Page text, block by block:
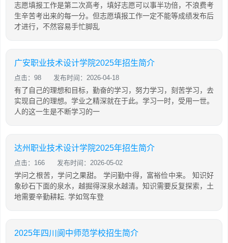
志愿填报工作是第二次高考，填好志愿可以事半功倍，不浪费考
生辛苦考出来的每一分。但志愿填报工作一定不能等成绩发布后
才进行，不然容易手忙脚乱
广安职业技术设计学院2025年招生简介
点击：98 发布时间：2026-04-18
有了自己的理想和目标，勤奋的学习，努力学习，刻苦学习，去
实现自己的理想。学业之精深就在于此。学习一时，受用一世。
人的这一生是不断学习的一
达州职业技术设计学院2025年招生简介
点击：166 发布时间：2026-05-02
学问之根苦，学问之果甜。 学问勤中得，富裕俭中来。 知识好
象砂石下面的泉水，越掘得深泉水越清。知识需要反复探索，土
地需要辛勤耕耘. 学如驾车登
2025年四川阆中师范学校招生简介